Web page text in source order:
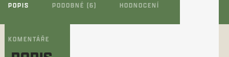
POPIS PODOBNÉ (6) HODNOCENÍ
KOMENTÁŘE